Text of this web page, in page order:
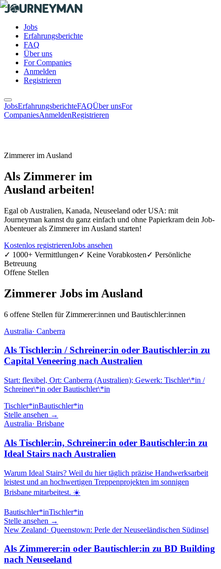
Jobs
Erfahrungsberichte
FAQ
Über uns
For Companies
Anmelden
Registrieren
JobsErfahrungsberichteFAQÜber unsFor
CompaniesAnmeldenRegistrieren
Zimmerer im Ausland
Als Zimmerer im
Ausland arbeiten!
Egal ob Australien, Kanada, Neuseeland oder USA: mit
Journeyman kannst du ganz einfach und ohne Papierkram dein Job-
Abenteuer als Zimmerer im Ausland starten!
Kostenlos registrierenJobs ansehen
✓ 1000+ Vermittlungen✓ Keine Vorabkosten✓ Persönliche
Betreuung
Offene Stellen
Zimmerer Jobs im Ausland
6 offene Stellen für Zimmerer:innen und Bautischler:innen
Australia· Canberra
Als Tischler:in / Schreiner:in oder Bautischler:in zu
Capital Veneering nach Australien
Start: flexibel, Ort: Canberra (Australien); Gewerk: Tischler\*in /
Schreiner\*in oder Bautischler\*in
Tischler*inBautischler*in
Stelle ansehen →
Australia· Brisbane
Als Tischler:in, Schreiner:in oder Bautischler:in zu
Ideal Stairs nach Australien
Warum Ideal Stairs? Weil du hier täglich präzise Handwerksarbeit
leistest und an hochwertigen Treppenprojekten im sonnigen
Brisbane mitarbeitest. ☀️
Bautischler*inTischler*in
Stelle ansehen →
New Zealand· Queenstown: Perle der Neuseeländischen Südinsel
Als Zimmerer:in oder Bautischler:in zu BD Building
nach Neuseeland